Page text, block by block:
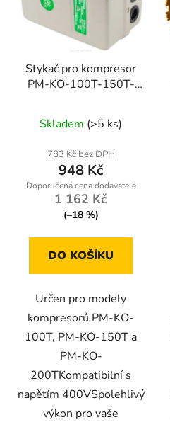
Stykač pro kompresor
PM-KO-100T-150T-
Skladem (>5 ks)
783 Kč bez DPH
948 Kč
1 162 Kč
(–18 %)
DO KOŠÍKU
Určen pro modely
kompresorů PM-KO-
100T, PM-KO-150T a
PM-KO-
200TKompatibilní s
napětím 400VSpolehlivý
výkon pro vaše